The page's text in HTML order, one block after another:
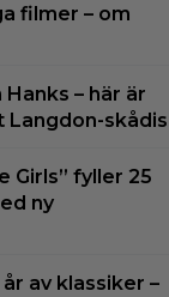
filmer – om
Hanks – här är
Langdon-skådis
Girls” fyller 25
ny
av klassiker –